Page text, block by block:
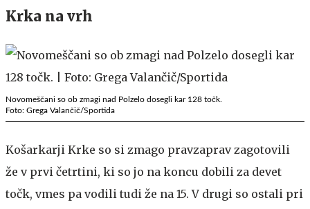
Krka na vrh
Novomeščani so ob zmagi nad Polzelo dosegli kar 128 točk.
Foto: Grega Valančič/Sportida
Košarkarji Krke so si zmago pravzaprav zagotovili
že v prvi četrtini, ki so jo na koncu dobili za devet
točk, vmes pa vodili tudi že na 15. V drugi so ostali pri